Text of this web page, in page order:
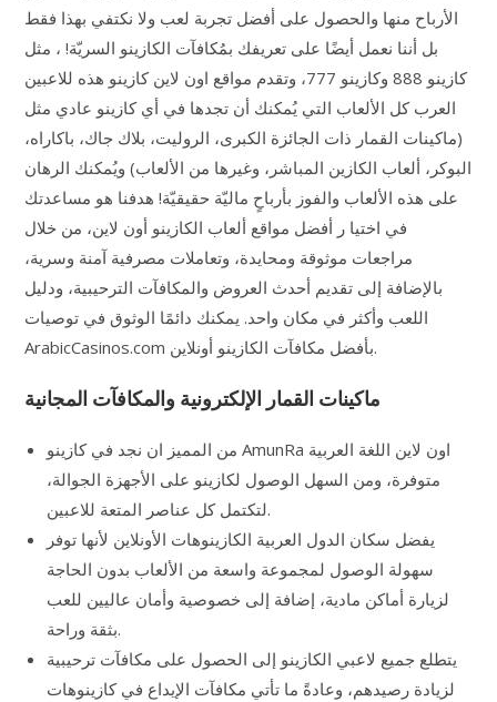
الأرباح منها والحصول على أفضل تجربة لعب ولا نكتفي بهذا فقط
بل أننا نعمل أيضًا على تعريفك بمُكافآت الكازينو السريّة! ، مثل
كازينو 888 وكازينو 777، وتقدم مواقع اون لاين كازينو هذه للاعبين
العرب كل الألعاب التي يُمكنك أن تجدها في أي كازينو عادي مثل
(ماكينات القمار ذات الجائزة الكبرى، الروليت، بلاك جاك، باكاراه،
البوكر، ألعاب الكازين المباشر، وغيرها من الألعاب) ويُمكنك الرهان
على هذه الألعاب والفوز بأرباحٍ ماليّة حقيقيّة! هدفنا هو مساعدتك
في اختيا ر أفضل مواقع ألعاب الكازينو أون لاين، من خلال
مراجعات موثوقة ومحايدة، وتعاملات مصرفية آمنة وسرية،
بالإضافة إلى تقديم أحدث العروض والمكافآت الترحيبية، ودليل
اللعب وأكثر في مكان واحد. يمكنك دائمًا الوثوق في توصيات
ArabicCasinos.com بأفضل مكافآت الكازينو أونلاين.
ماكينات القمار الإلكترونية والمكافآت المجانية
من المميز ان نجد في كازينو AmunRa اون لاين اللغة العربية
متوفرة، ومن السهل الوصول لكازينو على الأجهزة الجوالة،
لتكتمل كل عناصر المتعة للاعبين.
يفضل سكان الدول العربية الكازينوهات الأونلاين لأنها توفر
سهولة الوصول لمجموعة واسعة من الألعاب بدون الحاجة
لزيارة أماكن مادية، إضافة إلى خصوصية وأمان عاليين للعب
بثقة وراحة.
يتطلع جميع لاعبي الكازينو إلى الحصول على مكافآت ترحيبية
لزيادة رصيدهم، وعادةً ما تأتي مكافآت الإيداع في كازينوهات